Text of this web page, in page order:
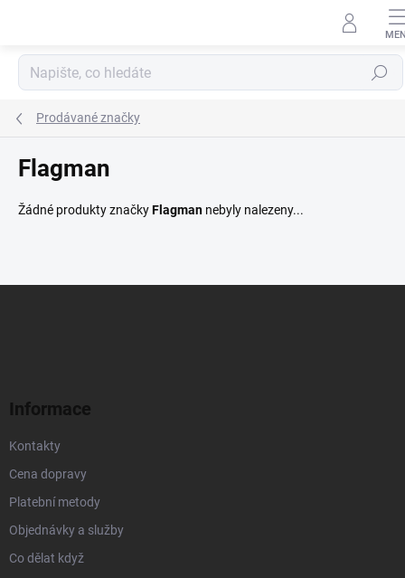
Hledat
Prodávané značky
Flagman
Žádné produkty značkyFlagman nebyly nalezeny...
Informace
Kontakty
Cena dopravy
Platební metody
Objednávky a služby
Co dělat když